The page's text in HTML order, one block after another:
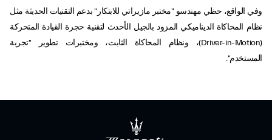
وفي الواقع، حظي مهندسو "مختبر مازيراتي للابتكار" بدعم التقنيات الحديثة مثل
نظام المحاكاة الديناميكي المزود بالجيل الأحدث لتقنية حجرة القيادة المتحركة
(Driver-in-Motion)، ونظام المحاكاة الثابت، ومختبرات تطوير "تجربة
المستخدم".